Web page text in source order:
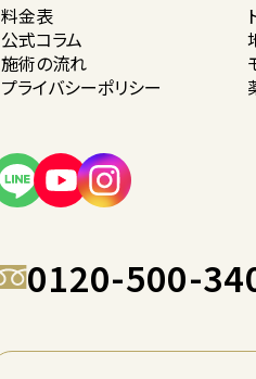
料金表
公式コラム
施術の流れ
プライバシーポリシー
0120-500-